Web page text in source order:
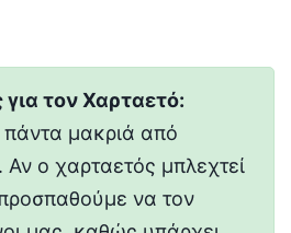
τον Χαρταετό:
μακριά από
ο χαρταετός μπλεχτεί
να τον